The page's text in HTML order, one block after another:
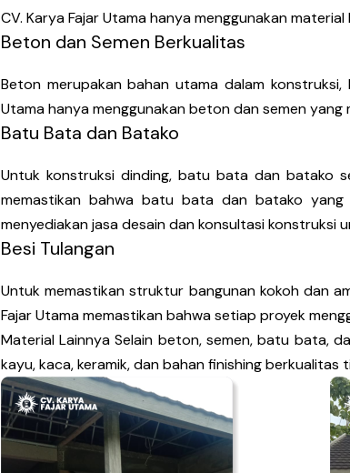
CV. Karya Fajar Utama hanya menggunakan
Beton dan Semen Berkualitas
Beton merupakan bahan utama dalam
Utama hanya menggunakan beton dan semen
Batu Bata dan Batako
Untuk konstruksi dinding, batu bata dan batako
memastikan bahwa batu bata dan batako yang
menyediakan jasa desain dan konsultasi konstruksi
Besi Tulangan
Untuk memastikan struktur bangunan kokoh dan
Fajar Utama memastikan bahwa setiap proyek
Material Lainnya Selain beton, semen, batu bata,
kayu, kaca, keramik, dan bahan finishing berkualitas